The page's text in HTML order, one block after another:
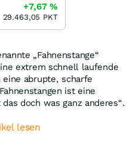
„Fahnenstange“
extrem schnell laufende
abrupte, scharfe
ist eine
doch was ganz anderes“.
lesen
+7,67%
29.463,05 PKT